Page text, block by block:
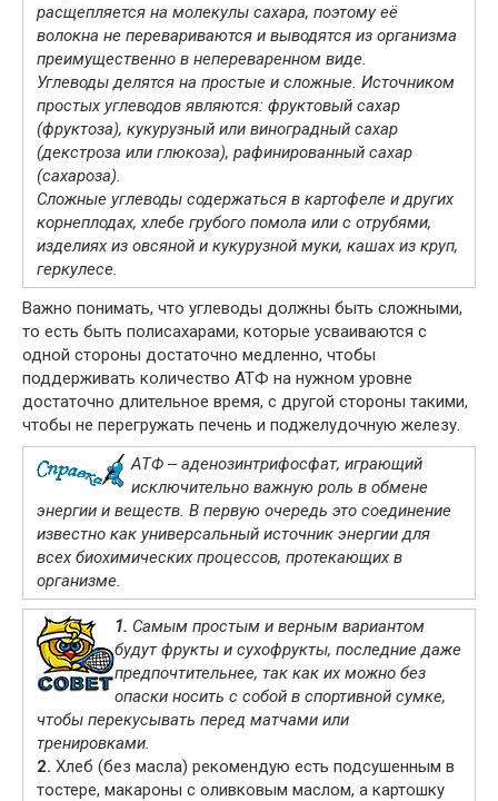
расщепляется на молекулы сахара, поэтому её
волокна не перевариваются и выводятся из организма
преимущественно в непереваренном виде.
Углеводы делятся на простые и сложные. Источником
простых углеводов являются: фруктовый сахар
(фруктоза), кукурузный или виноградный сахар
(декстроза или глюкоза), рафинированный сахар
(сахароза).
Сложные углеводы содержаться в картофеле и других
корнеплодах, хлебе грубого помола или с отрубями,
изделиях из овсяной и кукурузной муки, кашах из круп,
геркулесе.
Важно понимать, что углеводы должны быть сложными,
то есть быть полисахарами, которые усваиваются с
одной стороны достаточно медленно, чтобы
поддерживать количество АТФ на нужном уровне
достаточно длительное время, с другой стороны такими,
чтобы не перегружать печень и поджелудочную железу.
АТФ ‒ аденозинтрифосфат, играющий
исключительно важную роль в обмене
энергии и веществ. В первую очередь это соединение
известно как универсальный источник энергии для
всех биохимических процессов, протекающих в
организме.
1. Самым простым и верным вариантом
будут фрукты и сухофрукты, последние даже
предпочтительнее, так как их можно без
опаски носить с собой в спортивной сумке,
чтобы перекусывать перед матчами или
тренировками.
2. Хлеб (без масла) рекомендую есть подсушенным в
тостере, макароны с оливковым маслом, а картошку